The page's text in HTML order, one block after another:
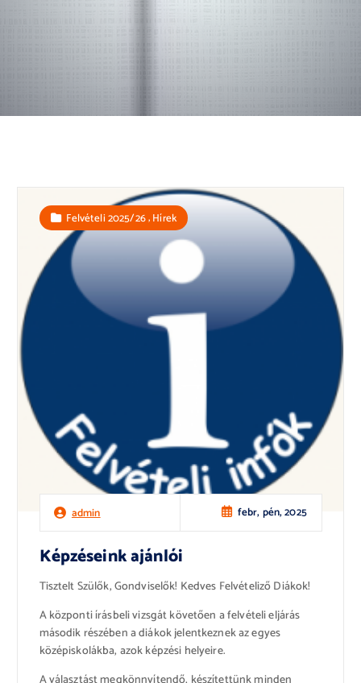
admin febr, pén, 2025
Felvételi 2025/26,Hírek
Képzéseink ajánlói
Tisztelt Szülők, Gondviselők! Kedves Felvételiző Diákok!
A központi írásbeli vizsgát követően a felvételi eljárás
második részében a diákok jelentkeznek az egyes
középiskolákba, azok képzési helyeire.